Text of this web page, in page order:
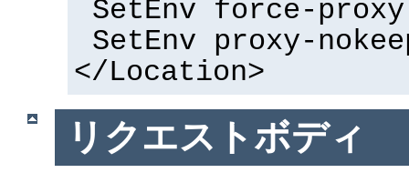
SetEnv force-
SetEnv proxy-
</Location>
リクエストボディ